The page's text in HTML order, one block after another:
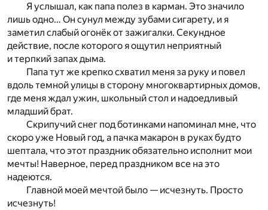
Я услышал, как папа полез в карман. Это значило
лишь одно… Он сунул между зубами сигарету, и я
заметил слабый огонёк от зажигалки. Секундное
действие, после которого я ощутил неприятный
и терпкий запах дыма.
Папа тут же крепко схватил меня за руку и повел
вдоль темной улицы в сторону многоквартирных домов,
где меня ждал ужин, школьный стол и надоедливый
младший брат.
Скрипучий снег под ботинками напоминал мне, что
скоро уже Новый год, а пачка макарон в руках будто
шептала, что этот праздник обязательно исполнит мои
мечты! Наверное, перед праздником все на это
надеются.
Главной моей мечтой было — исчезнуть. Просто
исчезнуть!